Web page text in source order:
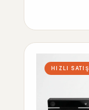
HIZLI SATIŞ